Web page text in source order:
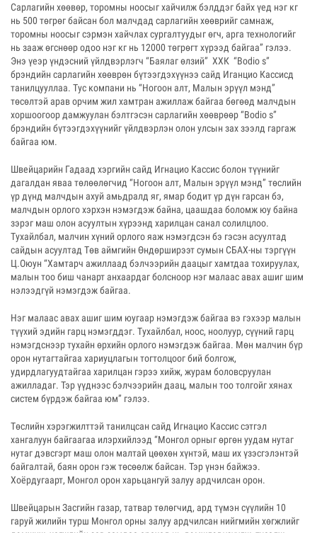
Сарлагийн хөөвөр, торомны ноосыг хайчилж бэлддэг байх үед нэг кг
нь 500 төгрөг байсан бол малчдад сарлагийн хөөврийг самнаж,
торомны ноосыг сэрмэн хайчлах сургалтуудыг өгч, арга технологийг
нь зааж өгснөөр одоо нэг кг нь 12000 төгрөгт хүрээд байгаа” гэлээ.
Энэ үеэр үндэсний үйлдвэрлэгч “Баялаг өлзий” ХХК “Bodio s”
брэндийн сарлагийн хөөврөн бүтээгдэхүүнээ сайд Иганцио Кассисд
танилцууллаа. Тус компани нь “Ногоон алт, Малын эрүүл мэнд”
төсөлтэй арав орчим жил хамтран ажиллаж байгаа бөгөөд малчдын
хоршоогоор дамжуулан бэлтгэсэн сарлагийн хөөврөөр “Bodio s”
брэндийн бүтээгдэхүүнийг үйлдвэрлэн олон улсын зах зээлд гаргаж
байгаа юм.
Швейцарийн Гадаад хэргийн сайд Игнацио Кассис болон түүнийг
дагалдан яваа төлөөлөгчид “Ногоон алт, Малын эрүүл мэнд” төслийн
үр дүнд малчдын ахуй амьдралд яг, ямар бодит үр дүн гарсан бэ,
малчдын орлого хэрхэн нэмэгдэж байна, цаашдаа боломж юу байна
зэрэг маш олон асуултын хүрээнд харилцан санал солилцлоо.
Тухайлбал, малчин хүний орлого яаж нэмэгдсэн бэ гэсэн асуултад
сайдын асуултад Төв аймгийн Өндөрширээт сумын СБАХ-ны тэргүүн
Ц.Оюун “Хамтарч ажиллаад бэлчээрийн даацыг хамтдаа тохируулах,
малын тоо биш чанарт анхаардаг болсноор нэг малаас авах ашиг шим
нэлээдгүй нэмэгдэж байгаа.
Нэг малаас авах ашиг шим юугаар нэмэгдэж байгаа вэ гэхээр малын
түүхий эдийн гарц нэмэгддэг. Тухайлбал, ноос, ноолуур, сүүний гарц
нэмэгдснээр тухайн өрхийн орлого нэмэгдэж байгаа. Мөн малчин бүр
орон нутагтайгаа хариуцлагын тогтолцоог бий болгож,
удирдлагуудтайгаа харилцан гэрээ хийж, журам боловсруулан
ажилладаг. Тэр үүднээс бэлчээрийн даац, малын тоо толгойг хянах
систем бүрдэж байгаа юм” гэлээ.
Төслийн хэрэгжилттэй танилцсан сайд Игнацио Кассис сэтгэл
хангалуун байгаагаа илэрхийлээд “Монгол орныг өргөн уудам нутаг
нутаг дэвсгэрт маш олон малтай цөөхөн хүнтэй, маш их үзэсгэлэнтэй
байгалтай, баян орон гэж төсөөлж байсан. Тэр үнэн байжээ.
Хоёрдугаарт, Монгол орон харьцангуй залуу ардчилсан орон.
Швейцарын Засгийн газар, татвар төлөгчид, ард түмэн сүүлийн 10
гаруй жилийн турш Монгол орны залуу ардчилсан нийгмийн хөгжлийг